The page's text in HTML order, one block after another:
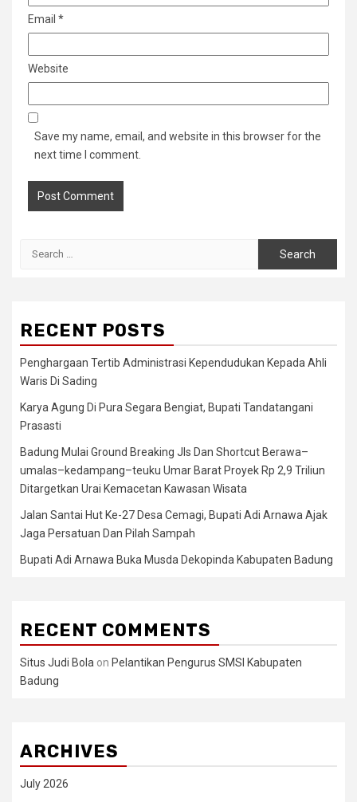
Email *
Website
Save my name, email, and website in this browser for the
next time I comment.
RECENT POSTS
Penghargaan Tertib Administrasi Kependudukan Kepada Ahli
Waris Di Sading
Karya Agung Di Pura Segara Bengiat, Bupati Tandatangani
Prasasti
Badung Mulai Ground Breaking Jls Dan Shortcut Berawa–
umalas–kedampang–teuku Umar Barat Proyek Rp 2,9 Triliun
Ditargetkan Urai Kemacetan Kawasan Wisata
Jalan Santai Hut Ke-27 Desa Cemagi, Bupati Adi Arnawa Ajak
Jaga Persatuan Dan Pilah Sampah
Bupati Adi Arnawa Buka Musda Dekopinda Kabupaten Badung
RECENT COMMENTS
Situs Judi Bola on Pelantikan Pengurus SMSI Kabupaten
Badung
ARCHIVES
July 2026